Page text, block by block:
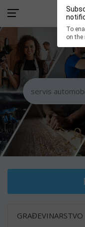
To
on the
GRAĐEVINARSTVO